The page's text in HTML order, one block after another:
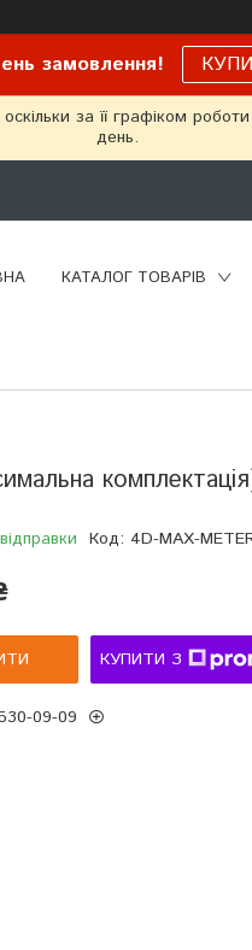
замовлення!
за її графіком
день.
КАТАЛОГ ТОВАРІВ
Код: 4D-MAX-
КУПИТИ З
09-09